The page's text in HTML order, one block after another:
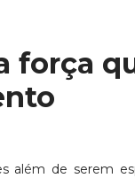
força
além de serem